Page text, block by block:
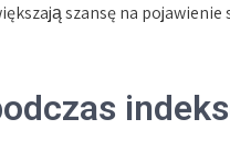
szansę na